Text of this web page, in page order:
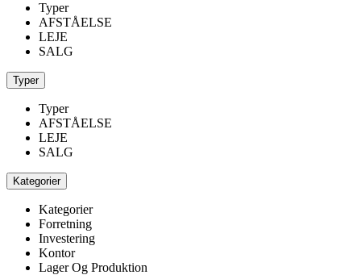
Typer
AFSTÅELSE
LEJE
SALG
Typer
Typer
AFSTÅELSE
LEJE
SALG
Kategorier
Kategorier
Forretning
Investering
Kontor
Lager Og Produktion